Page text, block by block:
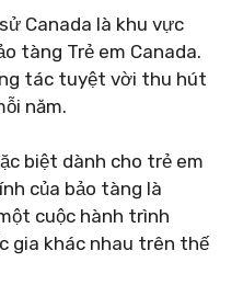
Canada là khu vực
tàng Trẻ em Canada.
tác tuyệt vời thu hút
năm.
biệt dành cho trẻ em
của bảo tàng là
cuộc hành trình
gia khác nhau trên thế